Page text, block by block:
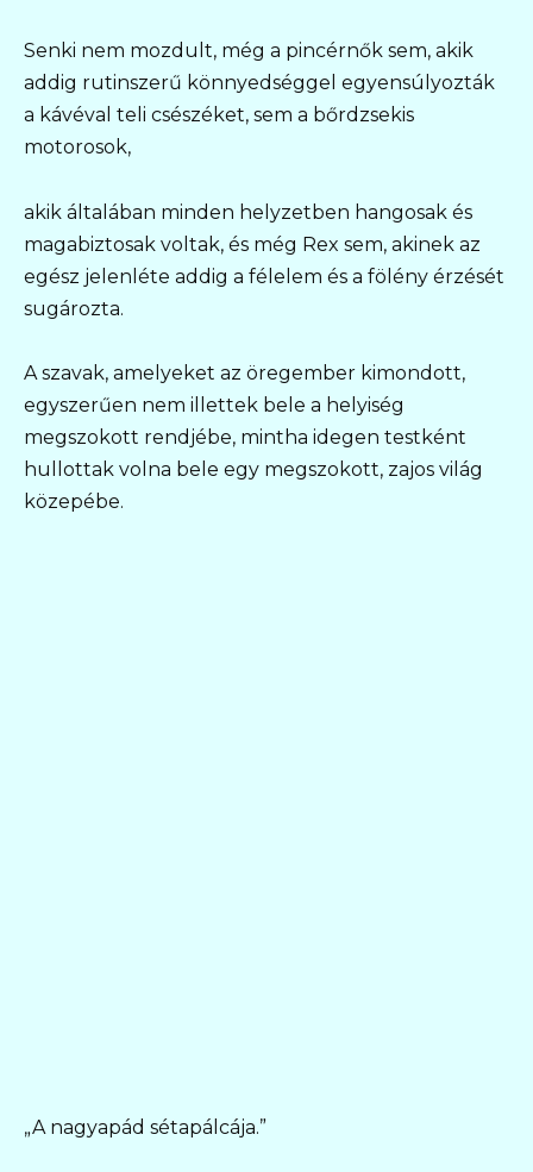
Senki nem mozdult, még a pincérnők sem, akik
addig rutinszerű könnyedséggel egyensúlyozták
a kávéval teli csészéket, sem a bőrdzsekis
motorosok,
akik általában minden helyzetben hangosak és
magabiztosak voltak, és még Rex sem, akinek az
egész jelenléte addig a félelem és a fölény érzését
sugározta.
A szavak, amelyeket az öregember kimondott,
egyszerűen nem illettek bele a helyiség
megszokott rendjébe, mintha idegen testként
hullottak volna bele egy megszokott, zajos világ
közepébe.
„A nagyapád sétapálcája.”